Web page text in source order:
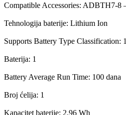
Compatible Accessories: ADBTH7-8
Tehnologija baterije: Lithium Ion
Supports Battery Type Classification:
Baterija: 1
Battery Average Run Time: 100 dana
Broj ćelija: 1
Kapacitet baterije: 2.96 Wh